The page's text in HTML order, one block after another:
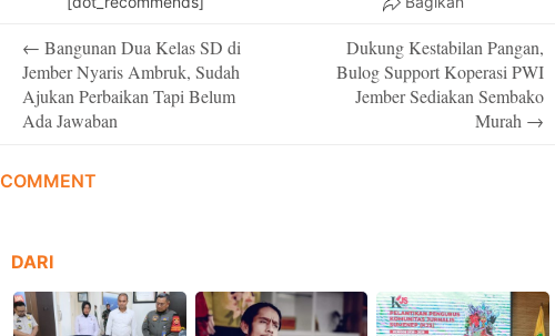
navigation
← Bangunan Dua Kelas SD di
Jember Nyaris Ambruk, Sudah
Ajukan Perbaikan Tapi Belum
Ada Jawaban
Dukung Kestabilan Pangan,
Bulog Support Koperasi PWI
Jember Sediakan Sembako
Murah →
COMMENT
DARI